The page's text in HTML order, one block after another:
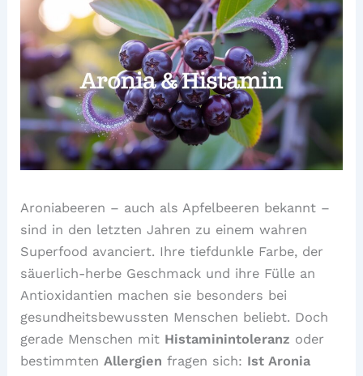
Aroniabeeren – auch als Apfelbeeren bekannt –
sind in den letzten Jahren zu einem wahren
Superfood avanciert. Ihre tiefdunkle Farbe, der
säuerlich-herbe Geschmack und ihre Fülle an
Antioxidantien machen sie besonders bei
gesundheitsbewussten Menschen beliebt. Doch
gerade Menschen mit Histaminintoleranz oder
bestimmtenAllergien fragen sich: Ist Aronia